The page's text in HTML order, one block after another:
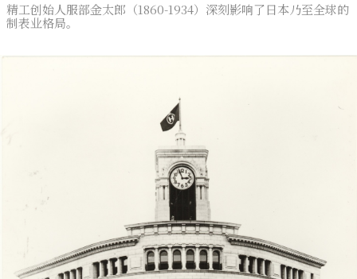
精工创始人服部金太郎（1860-1934）深刻影响了日本乃至全球的
制表业格局。